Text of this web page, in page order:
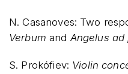
N. Casanoves: Two
VerbumandAngelus ad
S. Prokófiev: Violin